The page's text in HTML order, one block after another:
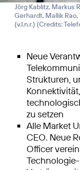
Jörg Kablitz, Markus
Gerhardt, Mallik
(v.l.n.r.) (Credits:
Neue
Strukturen,
zu setzen
Alle Market
CEO. Neue
Officer